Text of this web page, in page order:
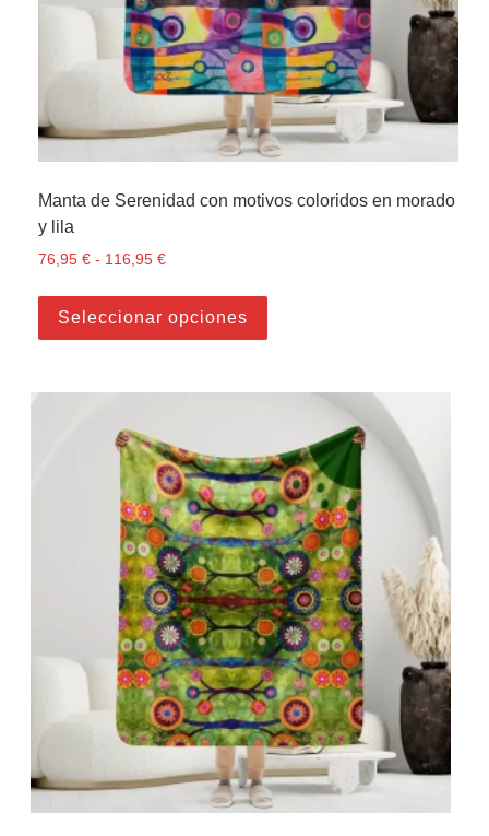
Manta de Serenidad con motivos coloridos en morado
y lila
76,95€ - 116,95€
Seleccionar opciones